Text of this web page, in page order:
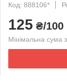
Код: 888106*
125 ₴/100
Мінімальна сума